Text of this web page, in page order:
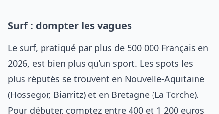
Surf : dompter les vagues
Le surf, pratiqué par plus de 500 000 Français en
2026, est bien plus qu’un sport. Les spots les
plus réputés se trouvent en Nouvelle-Aquitaine
(Hossegor, Biarritz) et en Bretagne (La Torche).
Pour débuter, comptez entre 400 et 1 200 euros